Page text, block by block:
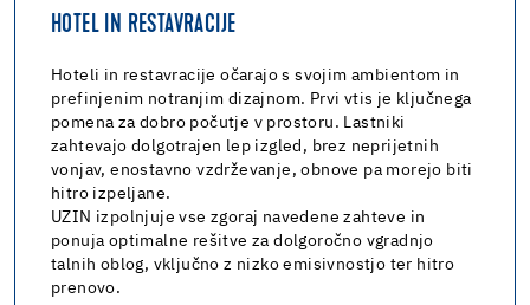
HOTEL IN RESTAVRACIJE
Hoteli in restavracije očarajo s svojim ambientom in
prefinjenim notranjim dizajnom. Prvi vtis je ključnega
pomena za dobro počutje v prostoru. Lastniki
zahtevajo dolgotrajen lep izgled, brez neprijetnih
vonjav, enostavno vzdrževanje, obnove pa morejo biti
hitro izpeljane.
UZIN izpolnjuje vse zgoraj navedene zahteve in
ponuja optimalne rešitve za dolgoročno vgradnjo
talnih oblog, vključno z nizko emisivnostjo ter hitro
prenovo.